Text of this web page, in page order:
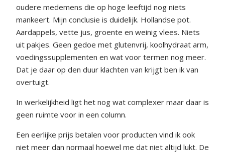
oudere medemens die op hoge leeftijd nog niets
mankeert. Mijn conclusie is duidelijk. Hollandse pot.
Aardappels, vette jus, groente en weinig vlees. Niets
uit pakjes. Geen gedoe met glutenvrij, koolhydraat arm,
voedingssupplementen en wat voor termen nog meer.
Dat je daar op den duur klachten van krijgt ben ik van
overtuigt.
In werkelijkheid ligt het nog wat complexer maar daar is
geen ruimte voor in een column.
Een eerlijke prijs betalen voor producten vind ik ook
niet meer dan normaal hoewel me dat niet altijd lukt. De